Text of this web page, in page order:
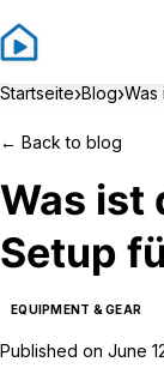
Startseite›Blog›Was
← Back to blog
Was ist
Setup
EQUIPMENT & GEAR
Published on June